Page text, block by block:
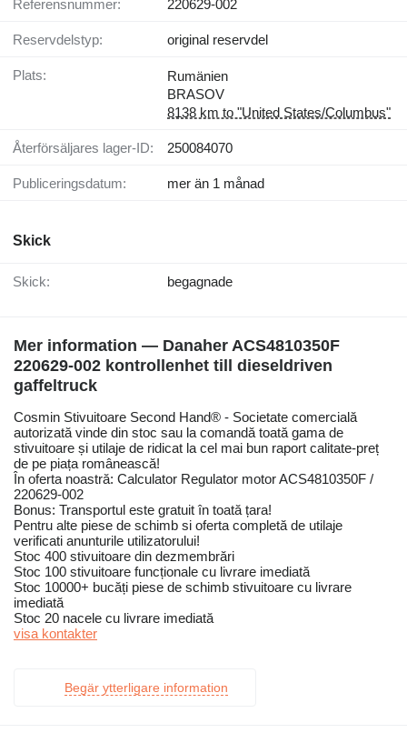
Referensnummer: 220629-002
Reservdelstyp: original reservdel
Plats:
Rumänien
BRASOV
8138 km to "United States/Columbus"
Återförsäljares lager-ID: 250084070
Publiceringsdatum: mer än 1 månad
Skick
Skick: begagnade
Mer information — Danaher ACS4810350F
220629-002 kontrollenhet till dieseldriven
gaffeltruck
Cosmin Stivuitoare Second Hand® - Societate comercială
autorizată vinde din stoc sau la comandă toată gama de
stivuitoare și utilaje de ridicat la cel mai bun raport calitate-preț
de pe piața românească!
În oferta noastră: Calculator Regulator motor ACS4810350F /
220629-002
Bonus: Transportul este gratuit în toată țara!
Pentru alte piese de schimb si oferta completă de utilaje
verificati anunturile utilizatorului!
Stoc 400 stivuitoare din dezmembrări
Stoc 100 stivuitoare funcționale cu livrare imediată
Stoc 10000+ bucăți piese de schimb stivuitoare cu livrare
imediată
Stoc 20 nacele cu livrare imediată
visa kontakter
Begär ytterligare information